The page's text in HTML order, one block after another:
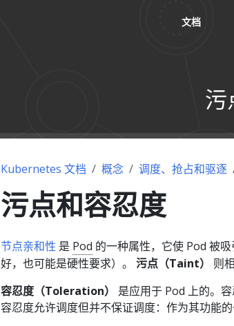
文档
污
Kubernetes 文档 概念 调度、抢占和驱逐
污点和容忍度
节点亲和性 是 Pod 的一种属性，它使 Pod 被
好，也可能是硬性要求）。 污点（Taint）
则
容忍度（Toleration）
是应用于 Pod 上的。
容忍度允许调度但并不保证调度：作为其功能